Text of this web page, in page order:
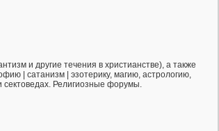
и другие течения в христианстве), а также
| сатанизм | эзотерику, магию, астрологию,
сектоведах. Религиозные форумы.